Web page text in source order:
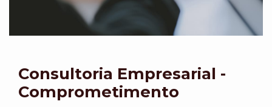
Consultoria Empresarial -
Comprometimento